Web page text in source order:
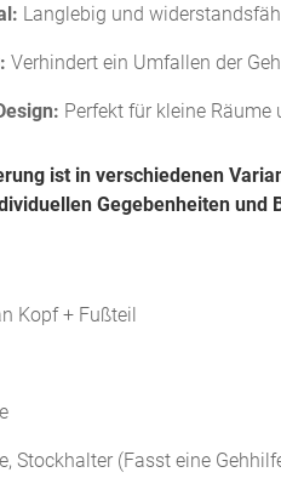
Langlebig und
Verhindert ein Umfallen der
Perfekt für kleine Räume
ist in verschiedenen
Gegebenheiten und
Kopf + Fußteil
Stockhalter (Fasst eine